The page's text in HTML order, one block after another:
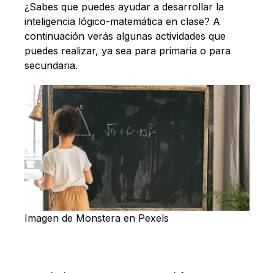
¿Sabes que puedes ayudar a desarrollar la
inteligencia lógico-matemática en clase? A
continuación verás algunas actividades que
puedes realizar, ya sea para primaria o para
secundaria.
Imagen de Monstera en Pexels